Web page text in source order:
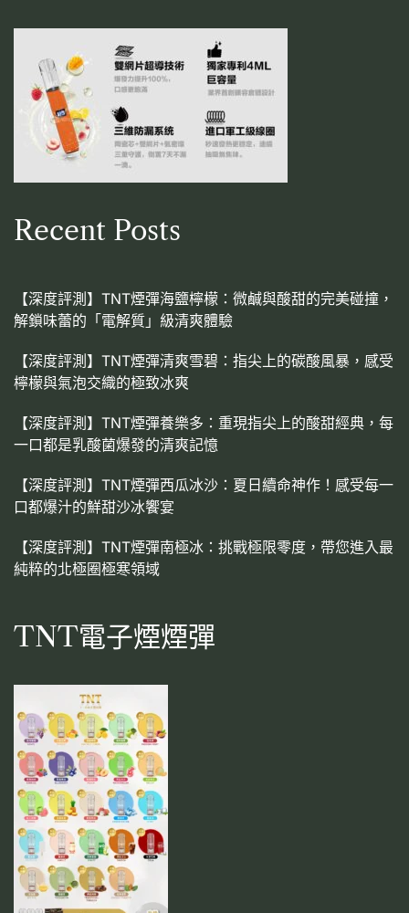
Recent Posts
【深度評測】TNT煙彈海鹽檸檬：微鹹與酸甜的完美碰撞，
解鎖味蕾的「電解質」級清爽體驗
【深度評測】TNT煙彈清爽雪碧：指尖上的碳酸風暴，感受
檸檬與氣泡交織的極致冰爽
【深度評測】TNT煙彈養樂多：重現指尖上的酸甜經典，每
一口都是乳酸菌爆發的清爽記憶
【深度評測】TNT煙彈西瓜冰沙：夏日續命神作！感受每一
口都爆汁的鮮甜沙冰饗宴
【深度評測】TNT煙彈南極冰：挑戰極限零度，帶您進入最
純粹的北極圈極寒領域
TNT電子煙煙彈